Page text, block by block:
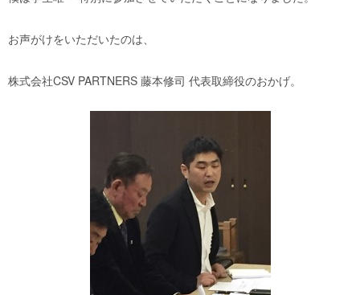
お声がけをいただいたのは、
株式会社CSV PARTNERS 藤本修司 代表取締役のおかげ。